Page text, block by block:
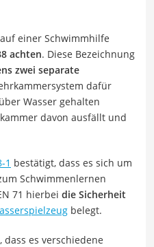
einer Schwimmhilfe
achten. Diese Bezeichnung
zwei separate
dafür
Wasser gehalten
davon ausfällt und
1 bestätigt, dass es sich um
Schwimmenlernen
71 hierbei die Sicherheit
belegt.
es verschiedene